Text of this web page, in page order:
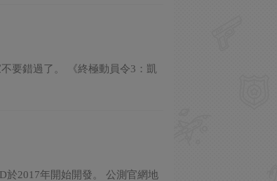
要錯過了。 《終極動員令3：凱
於2017年開始開發。 公測官網地